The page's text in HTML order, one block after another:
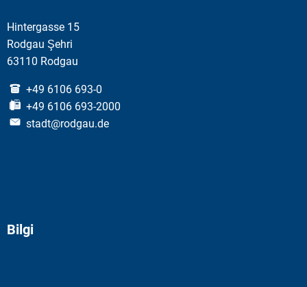
Hintergasse 15
Rodgau Şehri
63110 Rodgau
+49 6106 693-0
+49 6106 693-2000
stadt@rodgau.de
Bilgi